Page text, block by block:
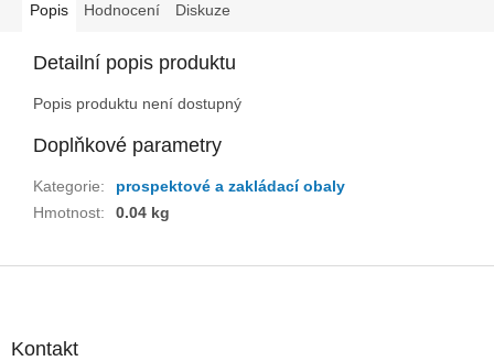
Popis Hodnocení Diskuze
Detailní popis produktu
Popis produktu není dostupný
Doplňkové parametry
Kategorie:
prospektové a zakládací obaly
Hmotnost: 0.04 kg
Kontakt